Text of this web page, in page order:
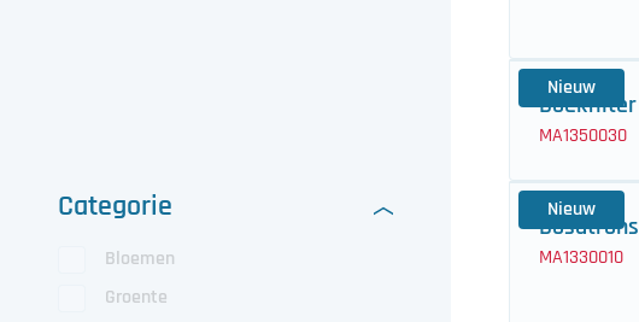
Categorie
Bloemen
Groente
Nieuw
Doekfilter
MA1350030
Nieuw
Dosatrons
MA1330010